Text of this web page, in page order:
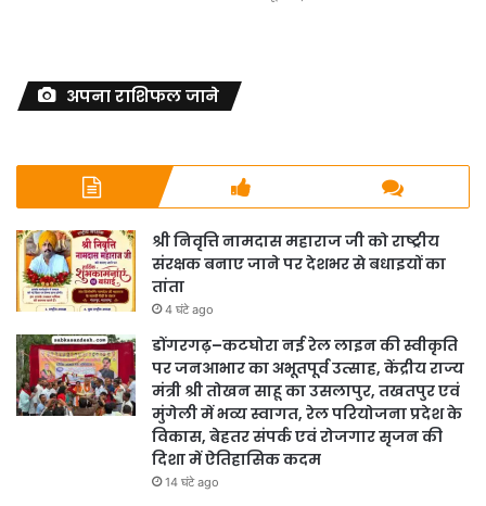
अपना राशिफल जाने
श्री निवृत्ति नामदास महाराज जी को राष्ट्रीय
संरक्षक बनाए जाने पर देशभर से बधाइयों का
तांता
4 घंटे ago
डोंगरगढ़–कटघोरा नई रेल लाइन की स्वीकृति
पर जनआभार का अभूतपूर्व उत्साह, केंद्रीय राज्य
मंत्री श्री तोखन साहू का उसलापुर, तखतपुर एवं
मुंगेली में भव्य स्वागत, रेल परियोजना प्रदेश के
विकास, बेहतर संपर्क एवं रोजगार सृजन की
दिशा में ऐतिहासिक कदम
14 घंटे ago